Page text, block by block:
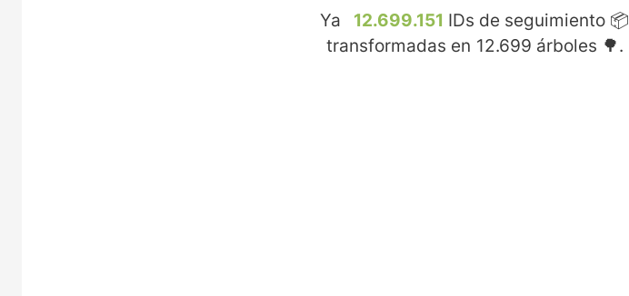
Ya 12.699.151 IDs de seguimiento 📦
transformadas en 12.699 árboles 🌳.